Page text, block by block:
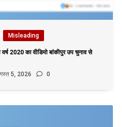
Misleading
2020 का वीडियो बांकीपुर उप चुनाव से
5, 2026 0